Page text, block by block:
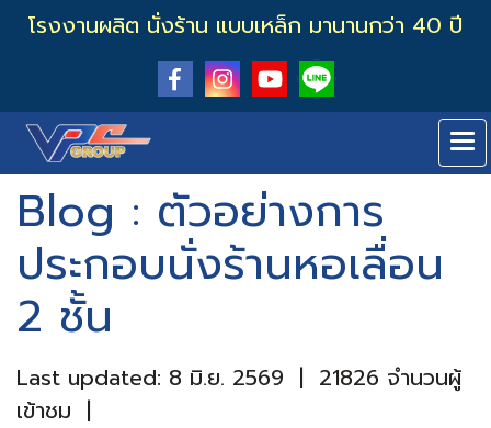
โรงงานผลิต นั่งร้าน แบบเหล็ก มานานกว่า 40 ปี
Blog : ตัวอย่างการ
ประกอบนั่งร้านหอเลื่อน
2 ชั้น
Last updated: 8 มิ.ย. 2569 | 21826 จำนวนผู้
เข้าชม |